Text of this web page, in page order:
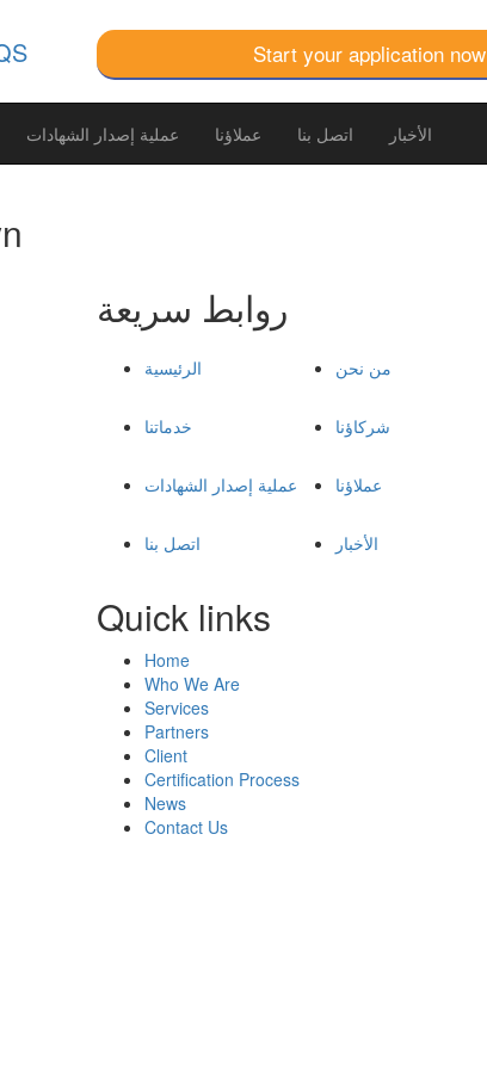
Start your application now
عملية إصدار الشهادات عملاؤنا اتصل بنا الأخبار
روابط سريعة
الرئيسية من نحن
خدماتنا شركاؤنا
عملية إصدار الشهادات عملاؤنا
اتصل بنا الأخبار
Quick links
Home
Who We Are
Services
Partners
Client
Certification Process
News
Contact Us